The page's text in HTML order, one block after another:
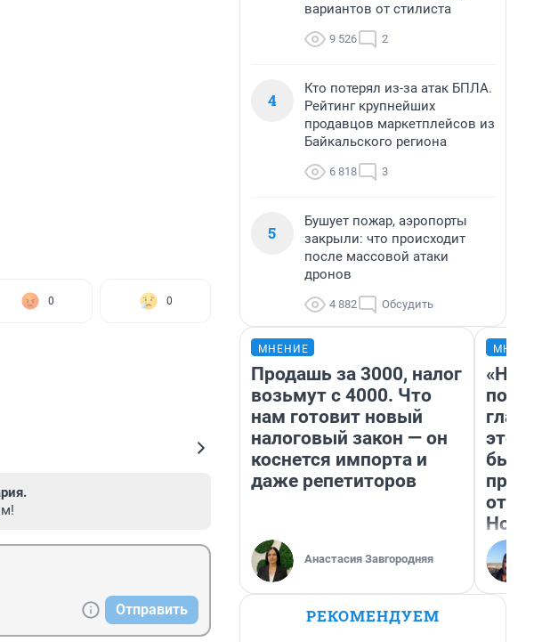
0 0
Отправить
вариантов от стилиста
9 526 2
4
Кто потерял из-за атак БПЛА.
Рейтинг крупнейших
продавцов маркетплейсов из
Байкальского региона
6 818 3
5
Бушует пожар, аэропорты
закрыли: что происходит
после массовой атаки
дронов
4 882 Обсудить
МНЕНИЕ
Продашь за 3000, налог
возьмут с 4000. Что
нам готовит новый
налоговый закон — он
коснется импорта и
даже репетиторов
Анастасия Завгородняя
этого
бьет
РЕКОМЕНДУЕМ